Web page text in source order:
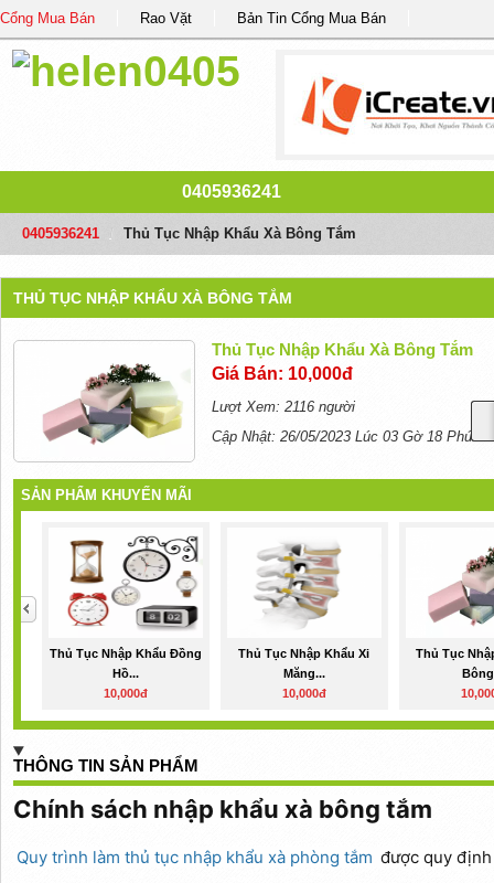
Cổng Mua Bán Rao Vặt Bản Tin Cổng Mua Bán
0405936241
0405936241 Thủ Tục Nhập Khẩu Xà Bông Tắm
THỦ TỤC NHẬP KHẨU XÀ BÔNG TẮM
Thủ Tục Nhập Khẩu Xà Bông Tắm
Giá Bán: 10,000đ
Lượt Xem: 2116 người
Cập Nhật: 26/05/2023 Lúc 03 Gờ 18 Phút
SẢN PHẨM KHUYẾN MÃI
Thủ Tục Nhập Khẩu Đồng
Hồ...
10,000đ
Thủ Tục Nhập Khẩu Xi
Măng...
10,000đ
Thủ Tục
THÔNG TIN SẢN PHẨM
Chính sách nhập khẩu xà bông tắm
Quy trình làm thủ tục nhập khẩu xà phòng tắm được quy